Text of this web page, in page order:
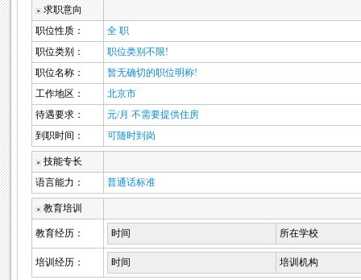
求职意向
职位性质：
全 职
职位类别：
职位类别不限!
职位名称：
暂无确切的职位明称!
工作地区：
北京市
待遇要求：
元/月 不需要提供住房
到职时间：
可随时到岗
技能专长
语言能力：
普通话标准
教育培训
教育经历： 时间 所在学校
培训经历： 时间 培训机构